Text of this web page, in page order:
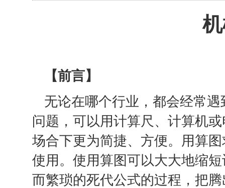
【前言】
无论在哪个行业，都会经常
问题，可以用计算尺、计算机
场合下更为简捷、方便。用算
使用。使用算图可以大大地缩
而繁琐的死代公式的过程，把